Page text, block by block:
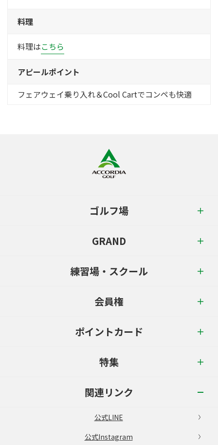
料理
料理はこちら
アピールポイント
フェアウェイ乗り入れ＆Cool Cartでコンペも快適
ゴルフ場
GRAND
練習場・スクール
会員権
ポイントカード
特集
関連リンク
公式LINE
公式Instagram